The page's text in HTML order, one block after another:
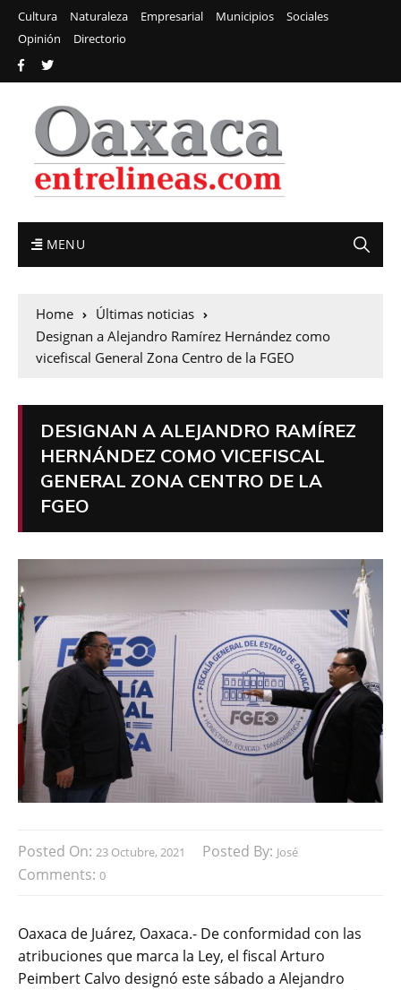
Cultura Naturaleza Empresarial Municipios
Sociales
Opinión
Directorio
MENU
Home
Últimas noticias
Designan a Alejandro Ramírez Hernández como
vicefiscal General Zona Centro de la FGEO
DESIGNAN A ALEJANDRO RAMÍREZ
HERNÁNDEZ COMO VICEFISCAL
GENERAL ZONA CENTRO DE LA
FGEO
Posted On: 23 Octubre, 2021 Posted By: José
Comments: 0
Oaxaca de Juárez, Oaxaca.- De conformidad con las
atribuciones que marca la Ley, el fiscal Arturo
Peimbert Calvo designó este sábado a Alejandro